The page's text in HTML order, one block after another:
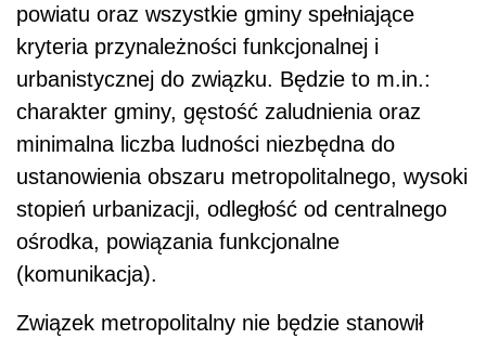
powiatu oraz wszystkie gminy spełniające
kryteria przynależności funkcjonalnej i
urbanistycznej do związku. Będzie to m.in.:
charakter gminy, gęstość zaludnienia oraz
minimalna liczba ludności niezbędna do
ustanowienia obszaru metropolitalnego, wysoki
stopień urbanizacji, odległość od centralnego
ośrodka, powiązania funkcjonalne
(komunikacja).
Związek metropolitalny nie będzie stanowił